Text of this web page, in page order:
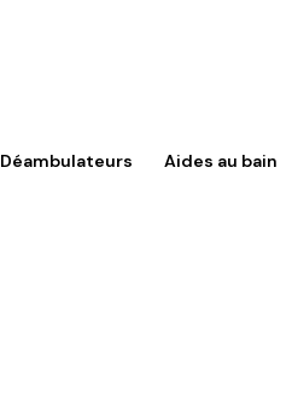
Déambulateurs Aides au bain